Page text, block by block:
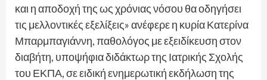
και η αποδοχή της ως χρόνιας νόσου θα οδηγήσει
τις μελλοντικές εξελίξεις» ανέφερε η κυρία Κατερίνα
Μπαρμπαγιάννη, παθολόγος με εξειδίκευση στον
διαβήτη, υποψήφια διδάκτωρ της Ιατρικής Σχολής
του ΕΚΠΑ, σε ειδική ενημερωτική εκδήλωση της